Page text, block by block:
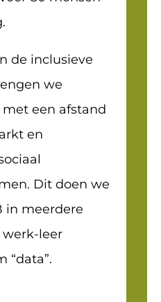
de inclusieve
we
een afstand
en
Dit doen we
in meerdere
leer
“data”.